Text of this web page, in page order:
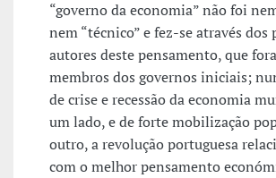
“governo da economia” não foi
nem “técnico” e fez-se através dos
autores deste pensamento, que
membros dos governos iniciais;
de crise e recessão da economia
um lado, e de forte mobilização
outro, a revolução portuguesa
com o melhor pensamento